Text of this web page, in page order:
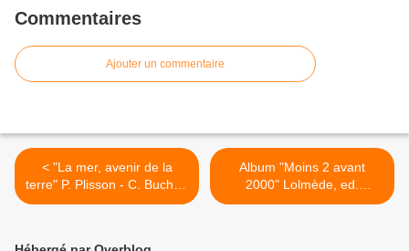
Commentaires
Ajouter un commentaire
< "La mer, avenir de la
terre" P. Plisson - C. Buchet,
ed. Martinière 2006
Album "Moins 2 avant
2000" Lolmède, ed.
A.Beaulet 1999 >